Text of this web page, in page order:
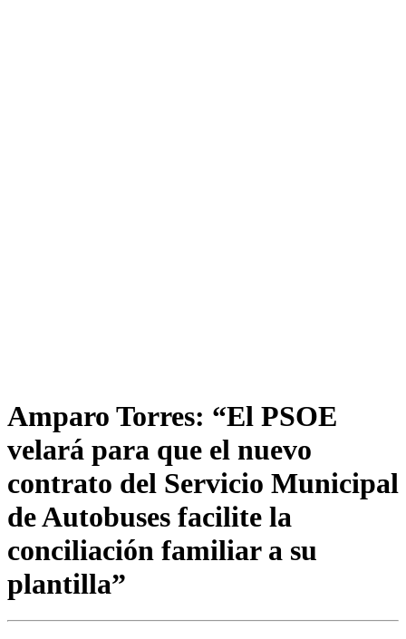
Amparo Torres: “El PSOE
velará para que el nuevo
contrato del Servicio Municipal
de Autobuses facilite la
conciliación familiar a su
plantilla”